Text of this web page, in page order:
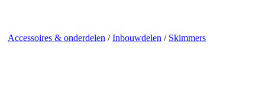
Accessoires & onderdelen / Inbouwdelen / Skimmers